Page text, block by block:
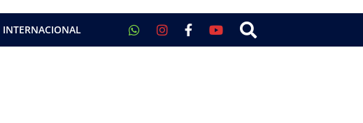
INTERNACIONAL